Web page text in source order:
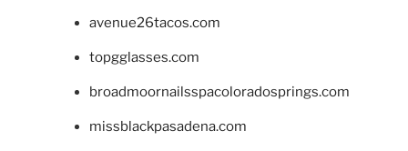
avenue26tacos.com
topgglasses.com
broadmoornailsspacoloradosprings.com
missblackpasadena.com